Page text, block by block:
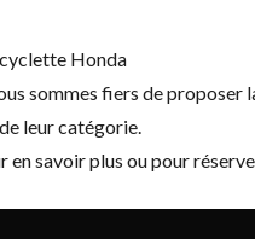
Honda
sommes fiers de proposer
leur catégorie.
en savoir plus ou pour